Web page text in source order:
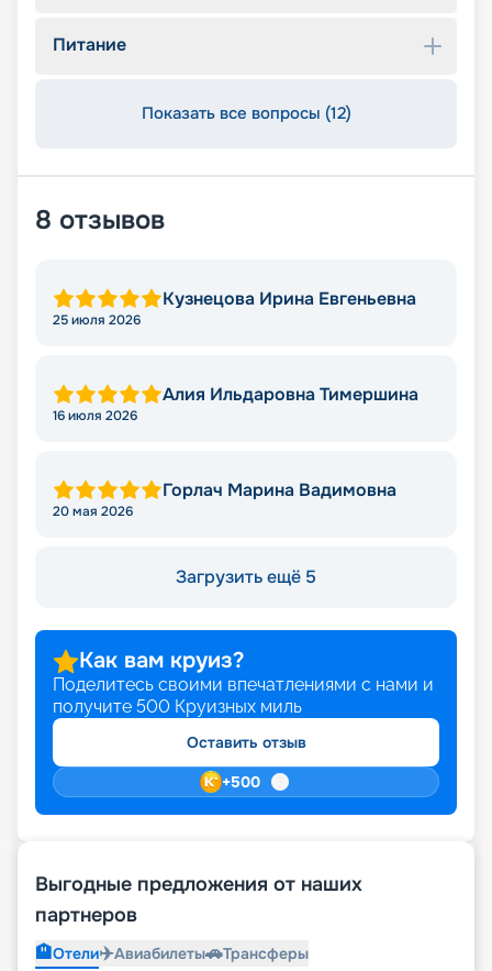
Питание
Показать все вопросы (12)
8 отзывов
Кузнецова Ирина Евгеньевна
25 июля 2026
Алия Ильдаровна Тимершина
16 июля 2026
Горлач Марина Вадимовна
20 мая 2026
Загрузить ещё 5
Как вам круиз?
Поделитесь своими впечатлениями с нами и
получите 500 Круизных миль
Оставить отзыв
+500
Выгодные предложения от наших
партнеров
🏨Отели✈️Авиабилеты🚗Трансферы